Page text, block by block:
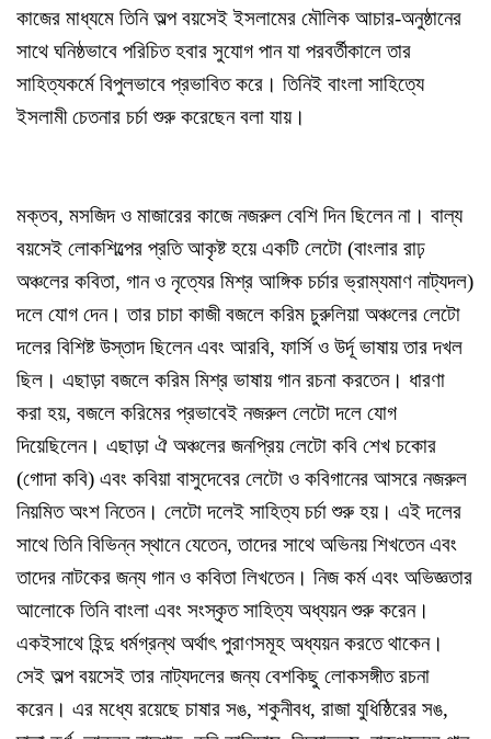
কাজের মাধ্যমে তিনি অল্প বয়সেই ইসলামের মৌলিক আচার-অনুষ্ঠানের
সাথে ঘনিষ্ঠভাবে পরিচিত হবার সুযোগ পান যা পরবর্তীকালে তার
সাহিত্যকর্মে বিপুলভাবে প্রভাবিত করে। তিনিই বাংলা সাহিত্যে
ইসলামী চেতনার চর্চা শুরু করেছেন বলা যায়।
মক্তব, মসজিদ ও মাজারের কাজে নজরুল বেশি দিন ছিলেন না। বাল্য
বয়সেই লোকশিল্পের প্রতি আকৃষ্ট হয়ে একটি লেটো (বাংলার রাঢ়
অঞ্চলের কবিতা, গান ও নৃত্যের মিশ্র আঙ্গিক চর্চার ভ্রাম্যমাণ নাট্যদল)
দলে যোগ দেন। তার চাচা কাজী বজলে করিম চুরুলিয়া অঞ্চলের লেটো
দলের বিশিষ্ট উস্তাদ ছিলেন এবং আরবি, ফার্সি ও উর্দূ ভাষায় তার দখল
ছিল। এছাড়া বজলে করিম মিশ্র ভাষায় গান রচনা করতেন। ধারণা
করা হয়, বজলে করিমের প্রভাবেই নজরুল লেটো দলে যোগ
দিয়েছিলেন। এছাড়া ঐ অঞ্চলের জনপ্রিয় লেটো কবি শেখ চকোর
(গোদা কবি) এবং কবিয়া বাসুদেবের লেটো ও কবিগানের আসরে নজরুল
নিয়মিত অংশ নিতেন। লেটো দলেই সাহিত্য চর্চা শুরু হয়। এই দলের
সাথে তিনি বিভিন্ন স্থানে যেতেন, তাদের সাথে অভিনয় শিখতেন এবং
তাদের নাটকের জন্য গান ও কবিতা লিখতেন। নিজ কর্ম এবং অভিজ্ঞতার
আলোকে তিনি বাংলা এবং সংস্কৃত সাহিত্য অধ্যয়ন শুরু করেন।
একইসাথে হিন্দু ধর্মগ্রন্থ অর্থাৎ পুরাণসমূহ অধ্যয়ন করতে থাকেন।
সেই অল্প বয়সেই তার নাট্যদলের জন্য বেশকিছু লোকসঙ্গীত রচনা
করেন। এর মধ্যে রয়েছে চাষার সঙ, শকুনীবধ, রাজা যুধিষ্ঠিরের সঙ,